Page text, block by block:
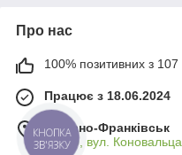
Про нас
100% позитивних з 107
Працює з 18.06.2024
м. Івано-Франківськ
76009, вул. Коновальца
КНОПКА
ЗВ'ЯЗКУ